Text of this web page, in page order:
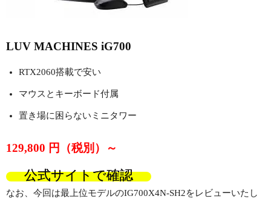
LUV MACHINES iG700
RTX2060搭載で安い
マウスとキーボード付属
置き場に困らないミニタワー
129,800 円（税別）～
公式サイトで確認
なお、今回は最上位モデルのIG700X4N-SH2をレビューいたし